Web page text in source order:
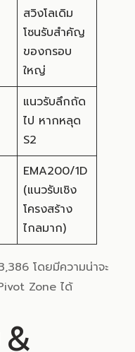
สวิงโลเดิม
โซนรับสำคัญ
ของกรอบ
ใหญ่
แนวรับลึกถัด
ไป หากหลุด
S2
EMA200/1D
(แนวรับเชิง
โครงสร้าง
ไกลมาก)
โดยมีความน่าจะ
Zone ได้